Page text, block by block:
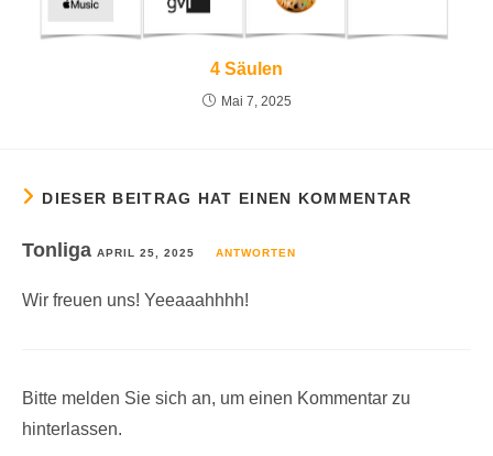
4 Säulen
Mai 7, 2025
DIESER BEITRAG HAT EINEN KOMMENTAR
Tonliga APRIL 25, 2025 ANTWORTEN
Wir freuen uns! Yeeaaahhhh!
Bitte melden Sie sich an, um einen Kommentar zu
hinterlassen.